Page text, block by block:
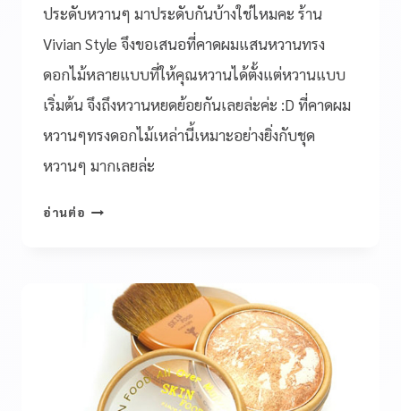
ประดับหวานๆ มาประดับกันบ้างใช่ไหมคะ ร้าน
Vivian Style จึงขอเสนอที่คาดผมแสนหวานทรง
ดอกไม้หลายแบบที่ให้คุณหวานได้ตั้งแต่หวานแบบ
เริ่มต้น จึงถึงหวานหยดย้อยกันเลยล่ะค่ะ :D ที่คาดผม
หวานๆทรงดอกไม้เหล่านี้เหมาะอย่างยิ่งกับชุด
หวานๆ มากเลยล่ะ
อ่านต่อ